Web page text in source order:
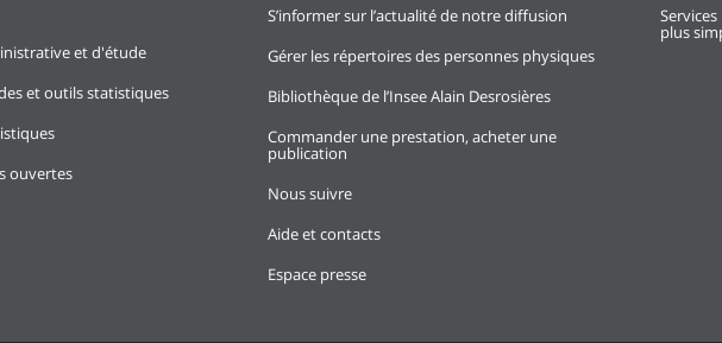
et d'étude
et outils statistiques
ouvertes
S’informer sur l’actualité de notre diffusion
Gérer les répertoires des personnes physiques
Bibliothèque de l’Insee Alain Desrosières
Commander une prestation, acheter une
publication
Nous suivre
Aide et contacts
Espace presse
plus